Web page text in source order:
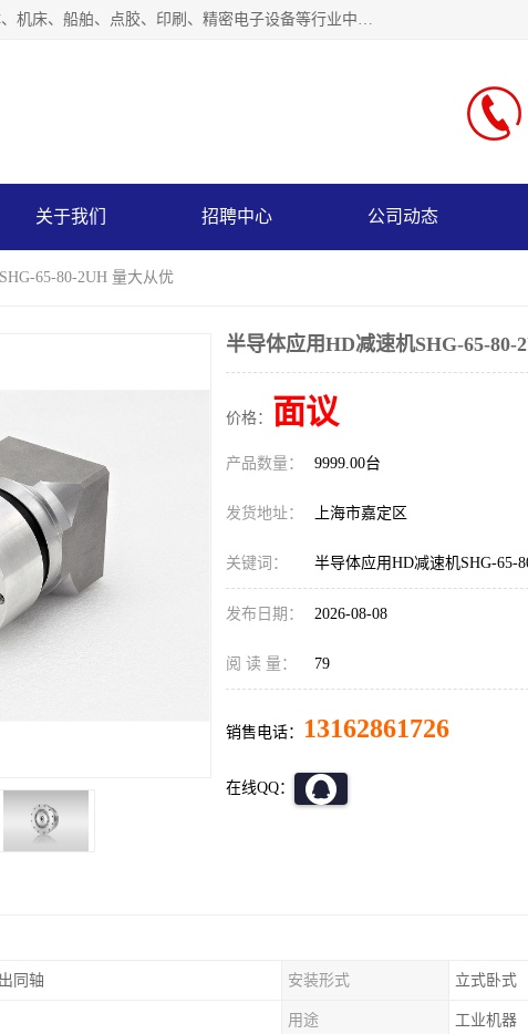
上海浜田实业有限公司专业致力于传动控制行业。面向工业机器人、半导体、机床、船舶、点胶、印刷、精密电子设备等行业中的运动控制技术。为日本哈默纳科（HarmonicDrive简称HD）中国地区定代理商，其生产的HarmonicDrive谐波减速机，具有轻量、小型、传动效率高、减速范围广、精度高等特点，被广泛应用于各种传动系统中。完善的技术，完善的售后，让您的选择无后顾之忧，欢迎您的来电洽谈！
关于我们 招聘中心 公司动态
65-80-2UH 量大从优
半导体应用HD减速机SHG-65-80-
价格： 面议
产品数量： 9999.00台
发货地址： 上海市嘉定区
关键词： 半导体应用HD减速机SHG-65-
发布日期： 2026-08-08
阅 读 量： 79
销售电话： 13162861726
在线QQ：
同轴 安装形式 立式卧式
用途 工业机器